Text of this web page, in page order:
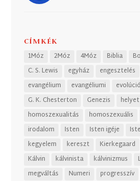
CÍMKÉK
1Móz 2Móz 4Móz Biblia
C. S. Lewis
egyház engesztelés
evangélium
evangéliumi evolúció
G. K. Chesterton
Genezis
homoszexualitás
homoszexuális
irodalom
Isten Isten igéje
kegyelem
kereszt Kierkegaard
Kálvin
kálvinista kálvinizmus
megváltás
Numeri progresszív